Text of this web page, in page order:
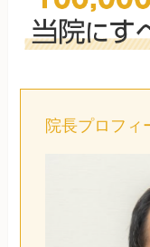
院長プロフィ